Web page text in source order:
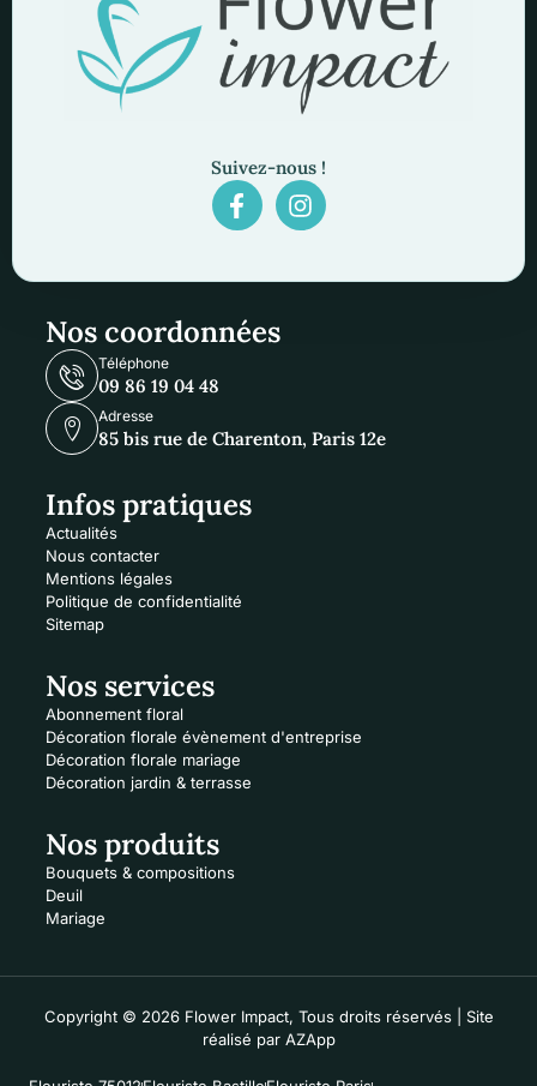
Suivez-nous !
Nos coordonnées
Téléphone
09 86 19 04 48
Adresse
85 bis rue de Charenton, Paris 12e
Infos pratiques
Actualités
Nous contacter
Mentions légales
Politique de confidentialité
Sitemap
Nos services
Abonnement floral
Décoration florale évènement d'entreprise
Décoration florale mariage
Décoration jardin & terrasse
Nos produits
Bouquets & compositions
Deuil
Mariage
Copyright © 2026 Flower Impact, Tous droits réservés | Site
réalisé par AZApp